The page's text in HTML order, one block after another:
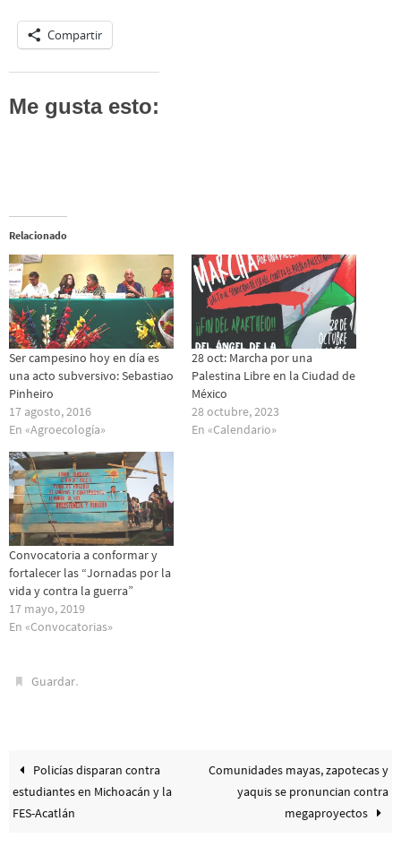
Compartir
Me gusta esto:
Relacionado
Ser campesino hoy en día es
una acto subversivo: Sebastiao
Pinheiro
17 agosto, 2016
En «Agroecología»
28 oct: Marcha por una
Palestina Libre en la Ciudad de
México
28 octubre, 2023
En «Calendario»
Convocatoria a conformar y
fortalecer las “Jornadas por la
vida y contra la guerra”
17 mayo, 2019
En «Convocatorias»
Guardar.
Policías disparan contra
estudiantes en Michoacán y la
FES-Acatlán
Comunidades mayas, zapotecas y
yaquis se pronuncian contra
megaproyectos